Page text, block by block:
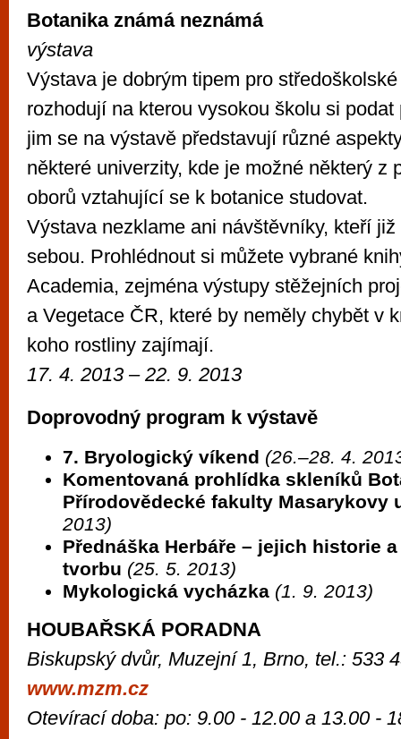
Botanika známá neznámá
výstava
Výstava je dobrým tipem pro
rozhodují na kterou vysokou školu si
jim se na výstavě představují různé
některé univerzity, kde je možné některý z
oborů vztahující se k botanice studovat.
Výstava nezklame ani návštěvníky, kteří
sebou. Prohlédnout si můžete vybrané
Academia, zejména výstupy stěžejních
a Vegetace ČR, které by neměly chybět v
koho rostliny zajímají.
17. 4. 2013 – 22. 9. 2013
Doprovodný program k výstavě
7. Bryologický víkend (26.–28. 4.
Komentovaná prohlídka skleníků
Přírodovědecké fakulty Masarykovy
2013)
Přednáška Herbáře – jejich historie
tvorbu (25. 5. 2013)
Mykologická vycházka (1. 9. 2013)
HOUBAŘSKÁ PORADNA
Biskupský dvůr, Muzejní 1, Brno, tel.: 533
www.mzm.cz
Otevírací doba: po: 9.00 - 12.00 a 13.00 -